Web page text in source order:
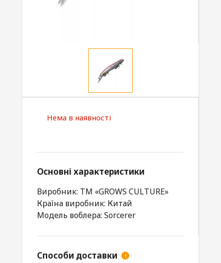
Нема в наявності
Основні характеристики
Виробник: ТМ «GROWS CULTURE»
Країна виробник: Китай
Модель воблера: Sorcerer
Способи доставки i